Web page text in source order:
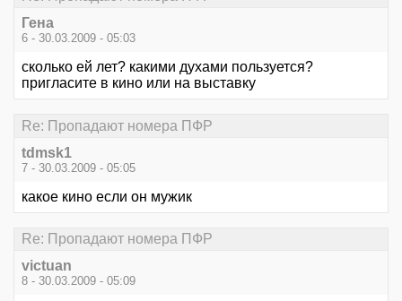
Гена
6 - 30.03.2009 - 05:03
сколько ей лет? какими духами пользуется?
пригласите в кино или на выставку
Re: Пропадают номера ПФР
tdmsk1
7 - 30.03.2009 - 05:05
какое кино если он мужик
Re: Пропадают номера ПФР
victuan
8 - 30.03.2009 - 05:09